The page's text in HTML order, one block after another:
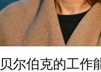
尔伯克的工作